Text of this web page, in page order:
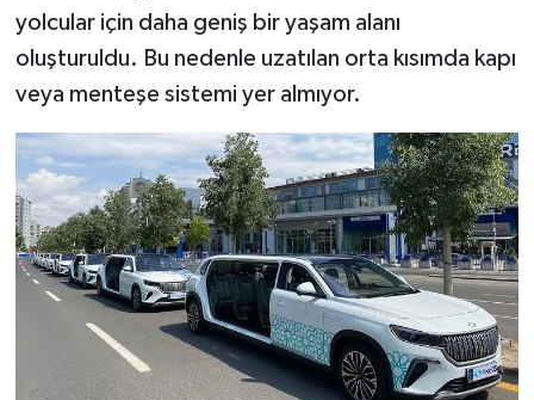
yolcular için daha geniş bir yaşam alanı
oluşturuldu. Bu nedenle uzatılan orta kısımda kapı
veya menteşe sistemi yer almıyor.